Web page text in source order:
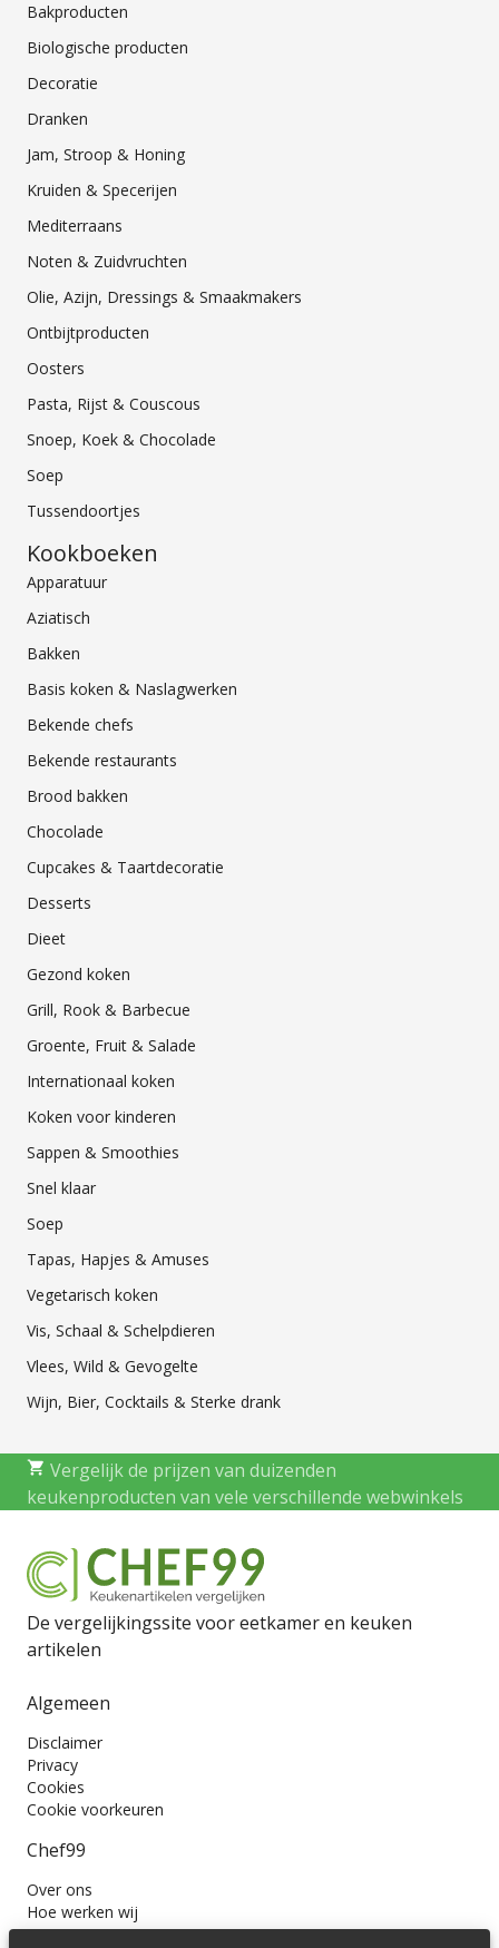
Bakproducten
Biologische producten
Decoratie
Dranken
Jam, Stroop & Honing
Kruiden & Specerijen
Mediterraans
Noten & Zuidvruchten
Olie, Azijn, Dressings & Smaakmakers
Ontbijtproducten
Oosters
Pasta, Rijst & Couscous
Snoep, Koek & Chocolade
Soep
Tussendoortjes
Kookboeken
Apparatuur
Aziatisch
Bakken
Basis koken & Naslagwerken
Bekende chefs
Bekende restaurants
Brood bakken
Chocolade
Cupcakes & Taartdecoratie
Desserts
Dieet
Gezond koken
Grill, Rook & Barbecue
Groente, Fruit & Salade
Internationaal koken
Koken voor kinderen
Sappen & Smoothies
Snel klaar
Soep
Tapas, Hapjes & Amuses
Vegetarisch koken
Vis, Schaal & Schelpdieren
Vlees, Wild & Gevogelte
Wijn, Bier, Cocktails & Sterke drank
Vergelijk de prijzen van duizenden
keukenproducten van vele verschillende webwinkels
De vergelijkingssite voor eetkamer en keuken
artikelen
Algemeen
Disclaimer
Privacy
Cookies
Cookie voorkeuren
Chef99
Over ons
Hoe werken wij
Contact